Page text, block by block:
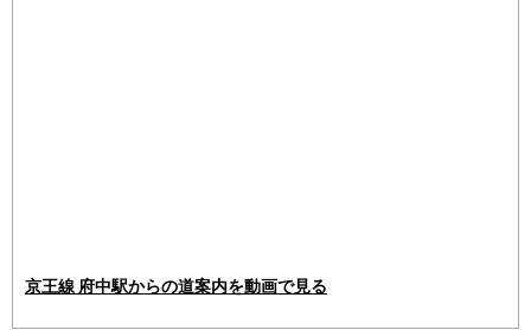
京王線 府中駅からの道案内を動画で見る